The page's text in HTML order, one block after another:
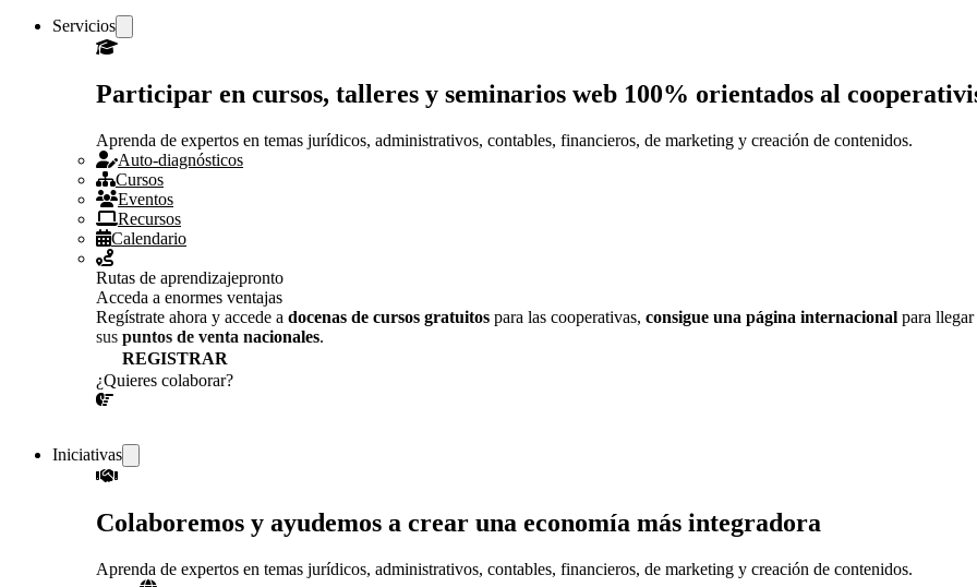
Servicios
Participar en cursos, talleres y seminarios web 100% orientados al
Aprenda de expertos en temas jurídicos, administrativos, contables, financieros, de marketing y creación de contenidos.
Auto-diagnósticos
Cursos
Eventos
Recursos
Calendario
Rutas de aprendizajepronto
Acceda a enormes ventajas
Regístrate ahora y accede a docenas de cursos gratuitos para las cooperativas, consigue una página internacional para
sus puntos de venta nacionales.
REGISTRAR
¿Quieres colaborar?
Iniciativas
Colaboremos y ayudemos a crear una economía más integradora
Aprenda de expertos en temas jurídicos, administrativos, contables, financieros, de marketing y creación de contenidos.